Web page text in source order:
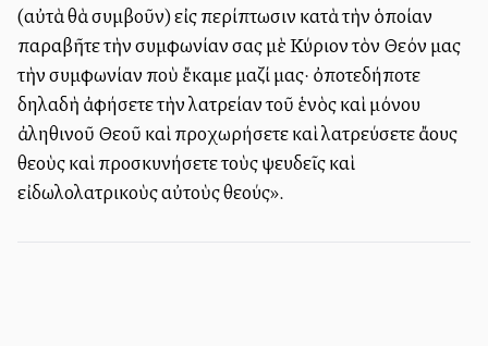
(αὐτὰ θὰ συμβοῦν) εἰς περίπτωσιν κατὰ τὴν ὁποίαν
παραβῆτε τὴν συμφωνίαν σας μὲ Κύριον τὸν Θεόν μας
τὴν συμφωνίαν ποὺ ἔκαμε μαζί μας· ὀποτεδήποτε
δηλαδὴ ἀφήσετε τὴν λατρείαν τοῦ ἑνὸς καὶ μόνου
ἀληθινοῦ Θεοῦ καὶ προχωρήσετε καὶ λατρεύσετε ἄλλους
θεοὺς καὶ προσκυνήσετε τοὺς ψευδεῖς καὶ
εἰδωλολατρικοὺς αὐτοὺς θεούς».